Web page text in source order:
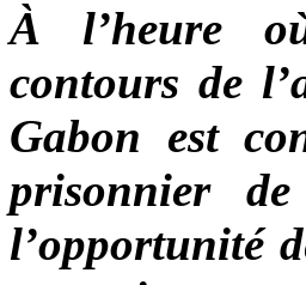
À l’heure
contours de
Gabon est
prisonnier
l’opportunité